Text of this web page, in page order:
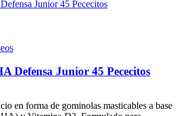
Defensa Junior 45 Pececitos
en forma de gominolas masticables a base